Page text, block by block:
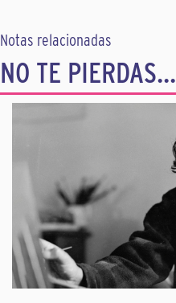
Notas relacionadas
NO TE PIERDAS...